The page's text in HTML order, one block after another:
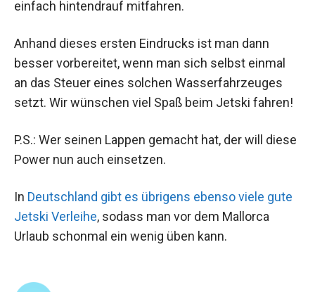
einfach hintendrauf mitfahren.
Anhand dieses ersten Eindrucks ist man dann
besser vorbereitet, wenn man sich selbst einmal
an das Steuer eines solchen Wasserfahrzeuges
setzt. Wir wünschen viel Spaß beim Jetski fahren!
P.S.: Wer seinen Lappen gemacht hat, der will diese
Power nun auch einsetzen.
In Deutschland gibt es übrigens ebenso viele gute
Jetski Verleihe, sodass man vor dem Mallorca
Urlaub schonmal ein wenig üben kann.